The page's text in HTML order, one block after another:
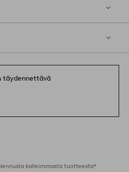
täydennettävä
kalleimmasta tuotteesta*